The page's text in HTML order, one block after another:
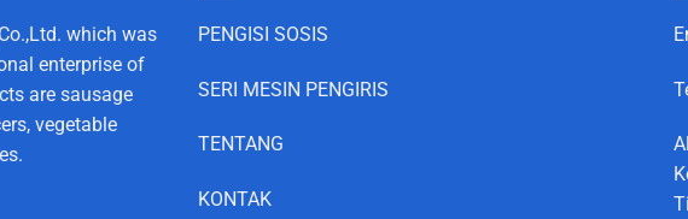
which was
enterprise of
are sausage
vegetable
PENGISI SOSIS
SERI MESIN PENGIRIS
TENTANG
KONTAK